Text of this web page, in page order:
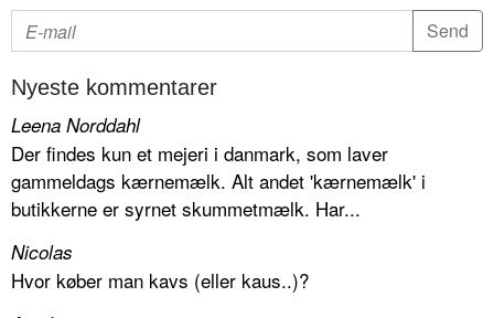
Nyeste kommentarer
Leena Norddahl
Der findes kun et mejeri i danmark, som laver
gammeldags kærnemælk. Alt andet 'kærnemælk' i
butikkerne er syrnet skummetmælk. Har...
Nicolas
Hvor køber man kavs (eller kaus..)?